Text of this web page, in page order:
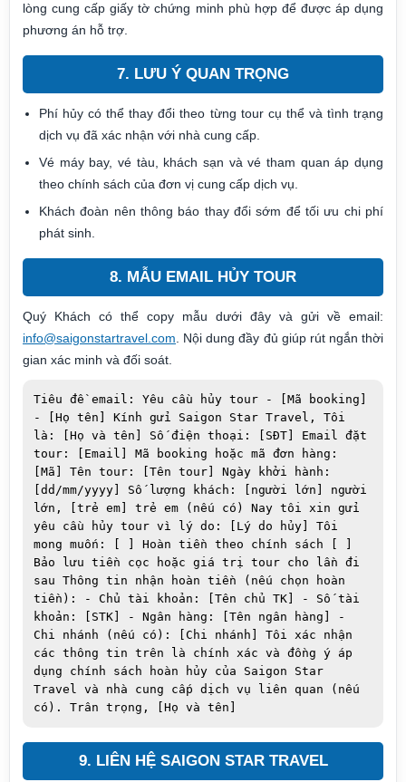
lòng cung cấp giấy tờ chứng minh phù hợp để được áp dụng
phương án hỗ trợ.
7. LƯU Ý QUAN TRỌNG
Phí hủy có thể thay đổi theo từng tour cụ thể và tình trạng
dịch vụ đã xác nhận với nhà cung cấp.
Vé máy bay, vé tàu, khách sạn và vé tham quan áp dụng
theo chính sách của đơn vị cung cấp dịch vụ.
Khách đoàn nên thông báo thay đổi sớm để tối ưu chi phí
phát sinh.
8. MẪU EMAIL HỦY TOUR
Quý Khách có thể copy mẫu dưới đây và gửi về email:
info@saigonstartravel.com. Nội dung đầy đủ giúp rút ngắn thời
gian xác minh và đối soát.
Tiêu đề email: Yêu cầu hủy tour - [Mã booking]
- [Họ tên] Kính gửi Saigon Star Travel, Tôi
là: [Họ và tên] Số điện thoại: [SĐT] Email đặt
tour: [Email] Mã booking hoặc mã đơn hàng:
[Mã] Tên tour: [Tên tour] Ngày khởi hành:
[dd/mm/yyyy] Số lượng khách: [người lớn] người
lớn, [trẻ em] trẻ em (nếu có) Nay tôi xin gửi
yêu cầu hủy tour vì lý do: [Lý do hủy] Tôi
mong muốn: [ ] Hoàn tiền theo chính sách [ ]
Bảo lưu tiền cọc hoặc giá trị tour cho lần đi
sau Thông tin nhận hoàn tiền (nếu chọn hoàn
tiền): - Chủ tài khoản: [Tên chủ TK] - Số tài
khoản: [STK] - Ngân hàng: [Tên ngân hàng] -
Chi nhánh (nếu có): [Chi nhánh] Tôi xác nhận
các thông tin trên là chính xác và đồng ý áp
dụng chính sách hoàn hủy của Saigon Star
Travel và nhà cung cấp dịch vụ liên quan (nếu
có). Trân trọng, [Họ và tên]
9. LIÊN HỆ SAIGON STAR TRAVEL